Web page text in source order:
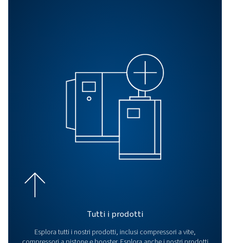
Impianto per aria
compressa per la
produzione di plastica
Scoprite come le nostre soluzioni per aria
migliorano i processi di produzione della plastica
applicazioni.